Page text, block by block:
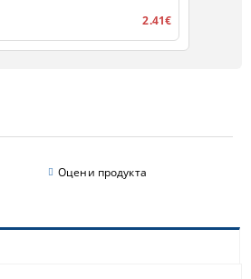
Оцени продукта
2.41€